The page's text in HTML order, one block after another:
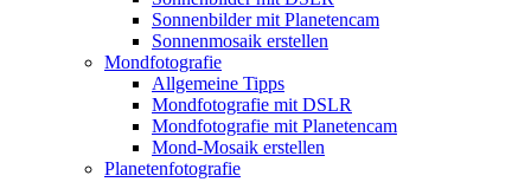
Sonnenbilder mit Planetencam
Sonnenmosaik erstellen
Mondfotografie
Allgemeine Tipps
Mondfotografie mit DSLR
Mondfotografie mit Planetencam
Mond-Mosaik erstellen
Planetenfotografie